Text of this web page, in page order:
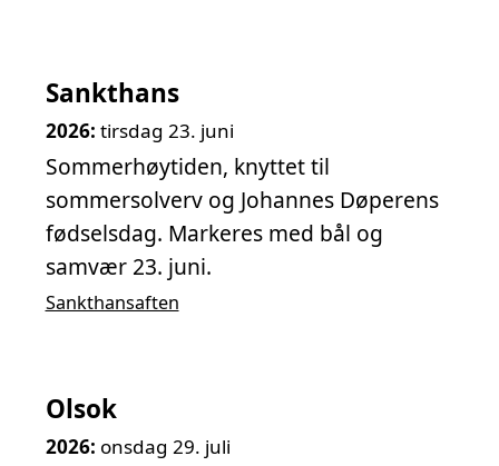
Sankthans
2026: tirsdag 23. juni
Sommerhøytiden, knyttet til
sommersolverv og Johannes Døperens
fødselsdag. Markeres med bål og
samvær 23. juni.
Sankthansaften
Olsok
2026: onsdag 29. juli